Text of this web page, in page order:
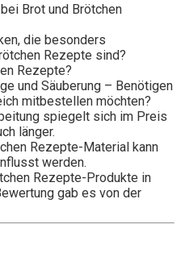
Brot und Brötchen
die besonders
Rezepte sind?
Rezepte?
und Säuberung – Benötigen
mitbestellen möchten?
spiegelt sich im Preis
länger.
Rezepte-Material kann
werden.
Rezepte-Produkte in
gab es von der